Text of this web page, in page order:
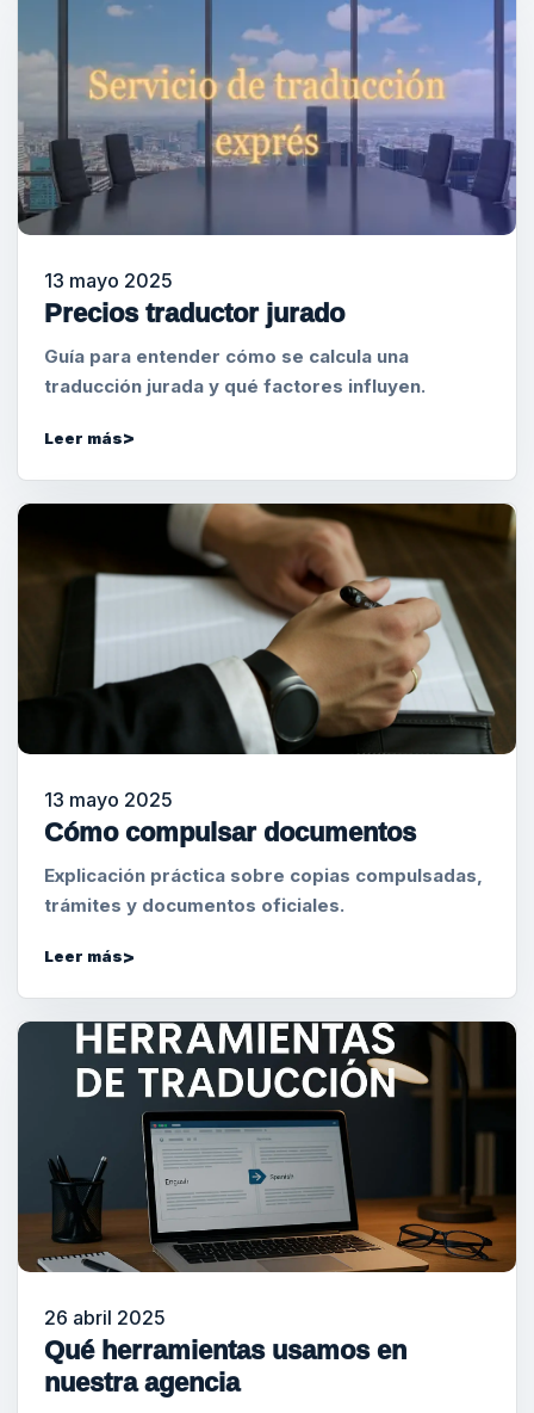
13 mayo 2025
Precios traductor jurado
Guía para entender cómo se calcula una
traducción jurada y qué factores influyen.
Leer más
13 mayo 2025
Cómo compulsar documentos
Explicación práctica sobre copias compulsadas,
trámites y documentos oficiales.
Leer más
26 abril 2025
Qué herramientas usamos en
nuestra agencia